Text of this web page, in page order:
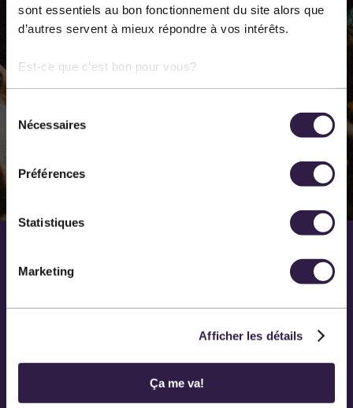
sont essentiels au bon fonctionnement du site alors que
d’autres servent à mieux répondre à vos intérêts.
Est-ce que c’est bon pour vous?
Sélection
Nécessaires
Préférences
Statistiques
Marketing
Afficher les détails
Ça me va!
annuellement dans les différentes disciplines des arts
de la scène. Notre principal lieu de diffusion est la salle